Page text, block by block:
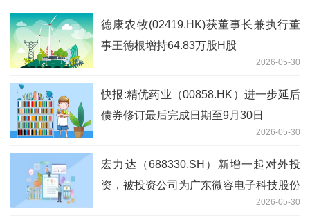
德康农牧(02419.HK)获董事长兼执行董
事王德根增持64.83万股H股
2026-05-30
快报:精优药业（00858.HK）进一步延后
债券修订最后完成日期至9月30日
2026-05-30
宏力达（688330.SH）新增一起对外投
资，被投资公司为广东微容电子科技股份
2026-05-30